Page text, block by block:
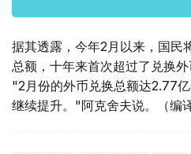
据其透露，今年2月以来，国民
总额，十年来首次超过了兑换外
"2月份的外币兑换总额达2.77
继续提升。"阿克舍夫说。（编